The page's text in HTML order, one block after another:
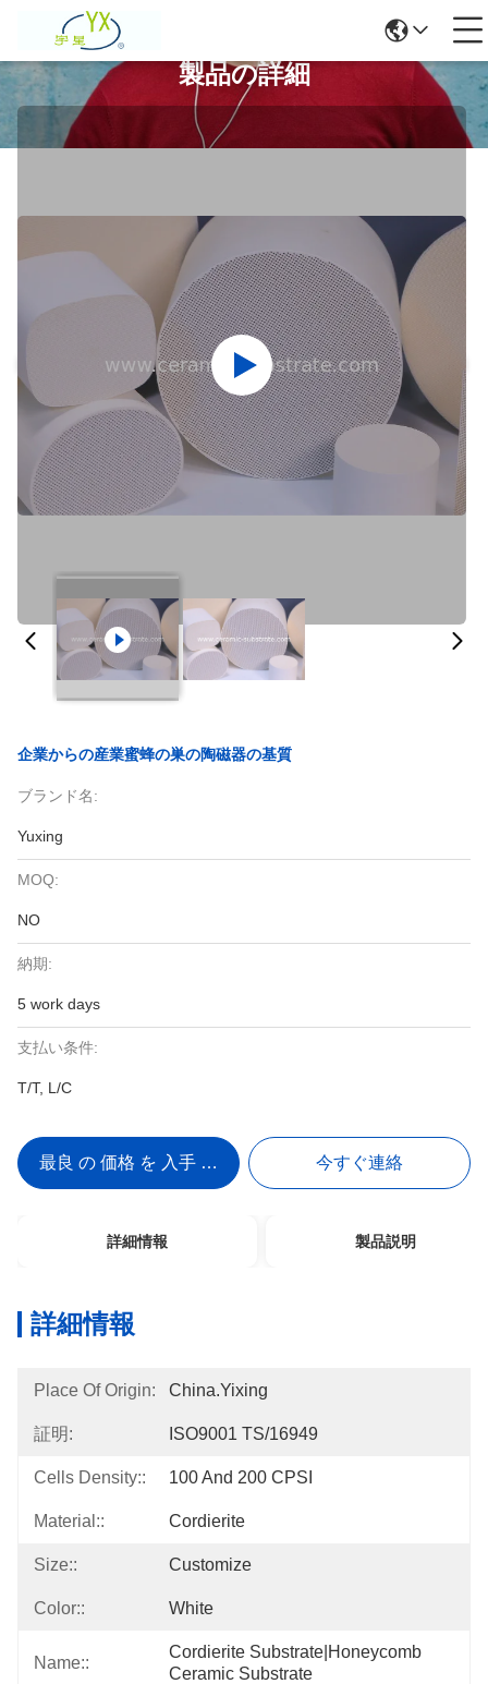
製品の詳細
企業からの産業蜜蜂の巣の陶磁器の基質
ブランド名:
Yuxing
MOQ:
NO
納期:
5 work days
支払い条件:
T/T, L/C
最良 の 価格 を 入手 する 今すぐ連絡
詳細情報 製品説明
詳細情報
Place Of Origin: China.Yixing
証明: ISO9001 TS/16949
Cells Density:: 100 And 200 CPSI
Material:: Cordierite
Size:: Customize
Color:: White
Name::
Cordierite Substrate|honeycomb
Ceramic Substrate